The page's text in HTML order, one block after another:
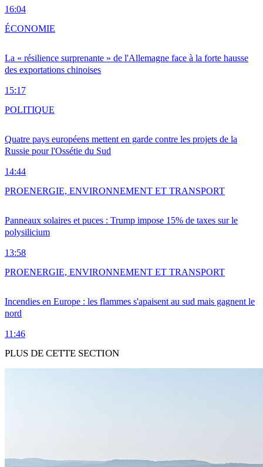
16:04
La « résilience surprenante » de l'Allemagne face à la forte hausse
des exportations chinoises
15:17
ÉCONOMIE
Quatre pays européens mettent en garde contre les projets de la
Russie pour l'Ossétie du Sud
14:44
POLITIQUE
Panneaux solaires et puces : Trump impose 15% de taxes sur le
polysilicium
13:58
PROENERGIE, ENVIRONNEMENT ET TRANSPORT
Incendies en Europe : les flammes s'apaisent au sud mais gagnent le
nord
11:46
PROENERGIE, ENVIRONNEMENT ET TRANSPORT
PLUS DE CETTE SECTION